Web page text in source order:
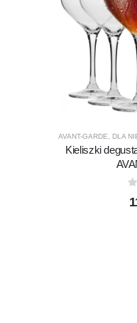
AVANT-GARDE, DLA
Kieliszki